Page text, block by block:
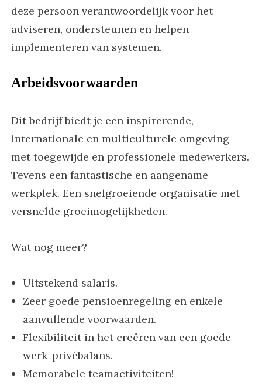
deze persoon verantwoordelijk voor het
adviseren, ondersteunen en helpen
implementeren van systemen.
Arbeidsvoorwaarden
Dit bedrijf biedt je een inspirerende,
internationale en multiculturele omgeving
met toegewijde en professionele medewerkers.
Tevens een fantastische en aangename
werkplek. Een snelgroeiende organisatie met
versnelde groeimogelijkheden.
Wat nog meer?
Uitstekend salaris.
Zeer goede pensioenregeling en enkele
aanvullende voorwaarden.
Flexibiliteit in het creëren van een goede
werk-privébalans.
Memorabele teamactiviteiten!